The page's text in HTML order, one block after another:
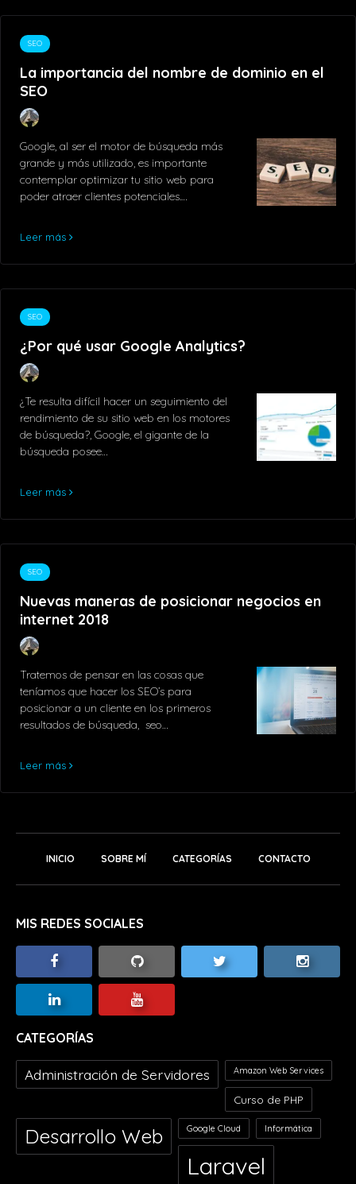
SEO
La importancia del nombre de dominio en el
SEO
Google, al ser el motor de búsqueda más
grande y más utilizado, es importante
contemplar optimizar tu sitio web para
poder atraer clientes potenciales.…
Leer más
SEO
¿Por qué usar Google Analytics?
¿Te resulta difícil hacer un seguimiento del
rendimiento de su sitio web en los motores
de búsqueda?, Google, el gigante de la
búsqueda posee…
Leer más
SEO
Nuevas maneras de posicionar negocios en
internet 2018
Tratemos de pensar en las cosas que
teníamos que hacer los SEO’s para
posicionar a un cliente en los primeros
resultados de búsqueda, seo…
Leer más
INICIO SOBRE MÍ CATEGORÍAS CONTACTO
MIS REDES SOCIALES
CATEGORÍAS
Administración de Servidores Amazon Web Services
Curso de PHP
Desarrollo Web Google Cloud Informática
Laravel